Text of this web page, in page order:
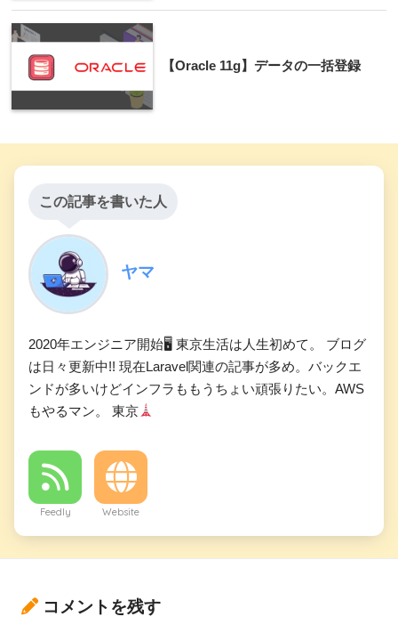
【Oracle 11g】データの一括登録
この記事を書いた人
ヤマ
2020年エンジニア開始🖥 東京生活は人生初めて。 ブログ
は日々更新中!! 現在Laravel関連の記事が多め。バックエ
ンドが多いけどインフラももうちょい頑張りたい。AWS
もやるマン。 東京
Feedly Website
コメントを残す